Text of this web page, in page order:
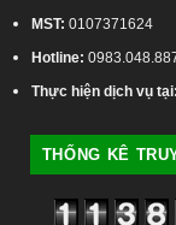
MST: 0107371624
Hotline:
Thực hiện dịch vụ tại:
THỐNG KÊ